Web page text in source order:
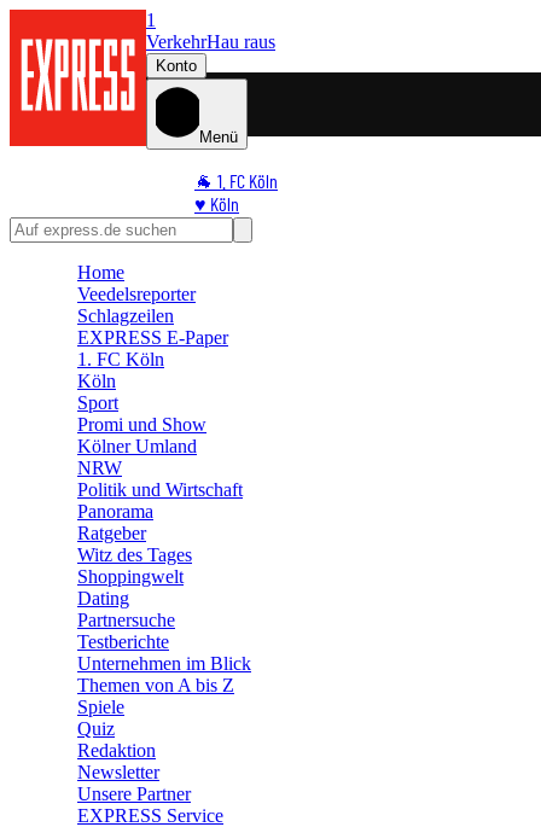
1
VerkehrHau raus
Konto
Menü
🐐 1. FC Köln
♥️ Köln
⭐ Promi
🛒 Shoppingwelt
Home
Veedelsreporter
Schlagzeilen
EXPRESS E-Paper
1. FC Köln
Köln
Sport
Promi und Show
Kölner Umland
NRW
Politik und Wirtschaft
Panorama
Ratgeber
Witz des Tages
Shoppingwelt
Dating
Partnersuche
Testberichte
Unternehmen im Blick
Themen von A bis Z
Spiele
Quiz
Redaktion
Newsletter
Unsere Partner
EXPRESS Service